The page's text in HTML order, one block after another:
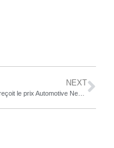
NEXT
Eaton reçoit le prix Automotive News PACEpilot 2024 pour sa transmission à 4 vitesses de véhicules électriques